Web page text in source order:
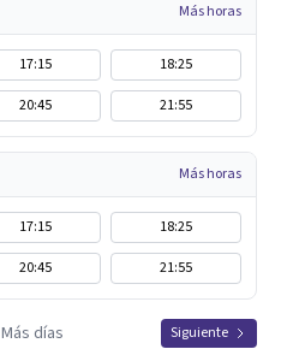
Más horas
17:15
18:25
20:45 21:55
Más horas
17:15
18:25
20:45 21:55
Más días Siguiente